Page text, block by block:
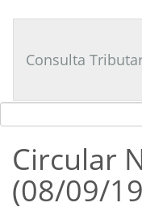
Tributario
Consulta
Circular
(08/09/